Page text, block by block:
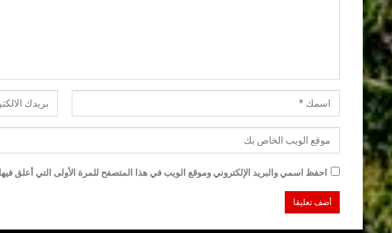
احفظ اسمي والبريد الإلكتروني وموقع الويب في هذا المتصفح للمرة الأولى التي أعلق